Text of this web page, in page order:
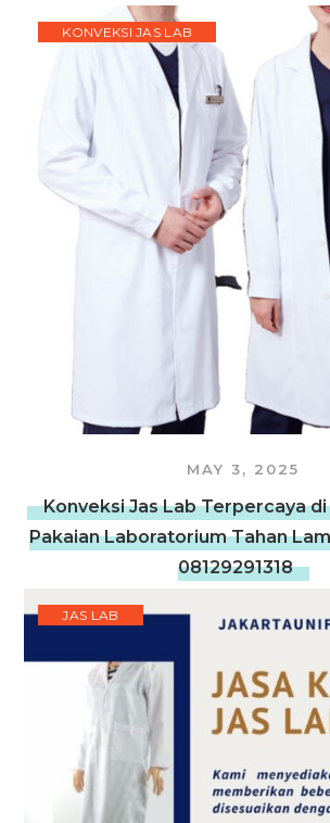
KONVEKSI JAS LAB
MAY 3, 2025
Konveksi Jas Lab Terpercaya
Pakaian Laboratorium Tahan
08129291318
JAS LAB